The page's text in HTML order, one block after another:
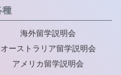
種
海外留学説明会
オーストラリア留学説明会
アメリカ留学説明会